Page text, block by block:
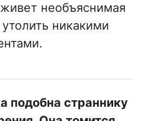
необъяснимая
никакими
подобна страннику